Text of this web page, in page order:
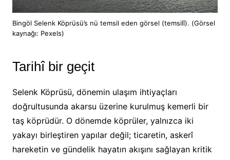
Bingöl Selenk Köprüsü’s nü temsil eden görsel (temsilî). (Görsel
kaynağı: Pexels)
Tarihî bir geçit
Selenk Köprüsü, dönemin ulaşım ihtiyaçları
doğrultusunda akarsu üzerine kurulmuş kemerli bir
taş köprüdür. O dönemde köprüler, yalnızca iki
yakayı birleştiren yapılar değil; ticaretin, askerî
hareketin ve gündelik hayatın akışını sağlayan kritik